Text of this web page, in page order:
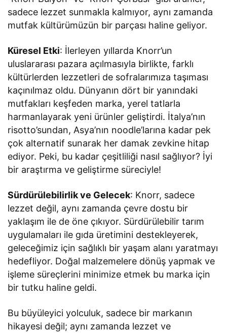
sadece lezzet sunmakla kalmıyor, aynı zamanda
mutfak kültürümüzün bir parçası haline geliyor.
Küresel Etki: İlerleyen yıllarda Knorr’un
uluslararası pazara açılmasıyla birlikte, farklı
kültürlerden lezzetleri de sofralarımıza taşıması
kaçınılmaz oldu. Dünyanın dört bir yanındaki
mutfakları keşfeden marka, yerel tatlarla
harmanlayarak yeni ürünler geliştirdi. İtalya’nın
risotto’sundan, Asya’nın noodle’larına kadar pek
çok alternatif sunarak her damak zevkine hitap
ediyor. Peki, bu kadar çeşitliliği nasıl sağlıyor? İyi
bir araştırma ve geliştirme süreciyle!
Sürdürülebilirlik ve Gelecek: Knorr, sadece
lezzet değil, aynı zamanda çevre dostu bir
yaklaşım ile de öne çıkıyor. Sürdürülebilir tarım
uygulamaları ile gıda üretimini destekleyerek,
geleceğimiz için sağlıklı bir yaşam alanı yaratmayı
hedefliyor. Doğal malzemelere dönüş yapmak ve
işleme süreçlerini minimize etmek bu marka için
bir tutku haline geldi.
Bu büyüleyici yolculuk, sadece bir markanın
hikayesi değil; aynı zamanda lezzet ve